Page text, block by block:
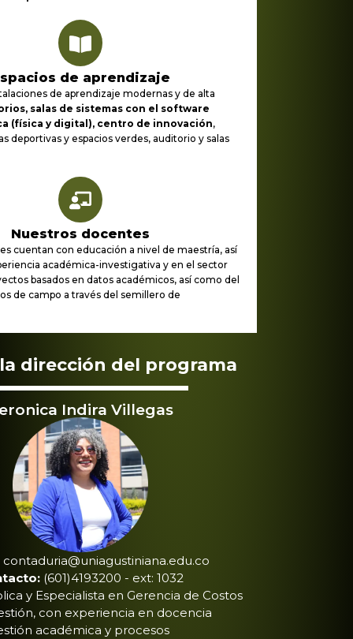
de aprendizaje
de aprendizaje modernas y de alta
salas de sistemas con el software
(física y digital), centro de innovación,
deportivas y espacios verdes, auditorio y salas
Nuestros docentes
cuentan con educación a nivel de maestría, así
académica-investigativa y en el sector
basados en datos académicos, así como del
de campo a través del semillero de
dirección del programa
Indira Villegas
contaduria@uniagustiniana.edu.co
(601)4193200 - ext: 1032
y Especialista en Gerencia de Costos
con experiencia en docencia
académica y procesos